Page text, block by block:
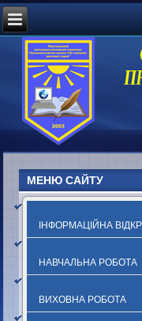
МЕНЮ САЙТУ
ІНФОРМАЦІЙНА
НАВЧАЛЬНА РОБОТА
ВИХОВНА РОБОТА